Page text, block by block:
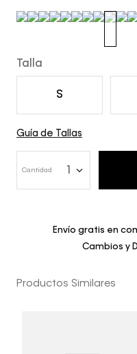
Talla
S
Guía de Tallas
Cantidad
Envío gratis en
Cambios y
Productos Similares